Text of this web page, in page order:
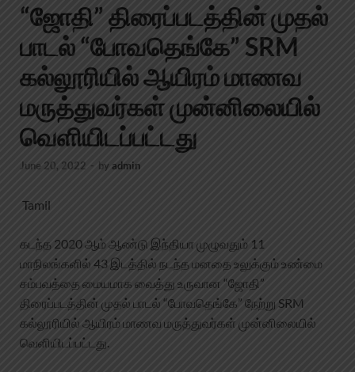
“ஜோதி” திரைப்படத்தின் முதல்
பாடல் “போவதெங்கே” SRM
கல்லூரியில் ஆயிரம் மாணவ
மருத்துவர்கள் முன்னிலையில்
வெளியிடப்பட்டது
June 20, 2022 - byadmin
Tamil
கடந்த 2020 ஆம் ஆண்டு இந்தியா முழுவதும் 11
மாநிலங்களில் 43 இடத்தில் நடந்த மனதை உலுக்கும் உண்மை
சம்பவத்தை மையமாக வைத்து உருவான “ஜோதி”
திரைப்படத்தின் முதல் பாடல் “போவதெங்கே” நேற்று SRM
கல்லூரியில் ஆயிரம் மாணவ மருத்துவர்கள் முன்னிலையில்
வெளியிடப்பட்டது.